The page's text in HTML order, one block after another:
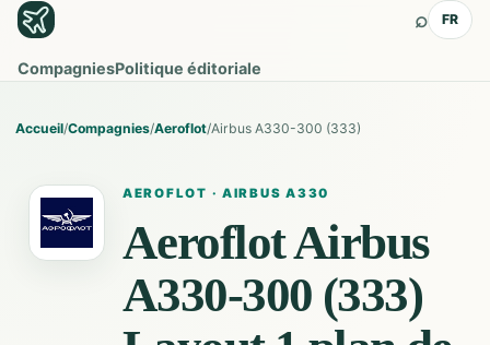
CompagniesPolitique éditoriale
⌕ FR
Accueil/Compagnies/Aeroflot/Airbus A330-300 (333)
AEROFLOT ·AIRBUS A330
AeroflotAirbus
A330-300 (333)